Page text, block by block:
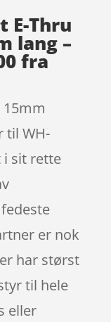
E-Thru
lang –
fra
15mm
til WH-
i sit rette
er nok
har størst
til hele
eller